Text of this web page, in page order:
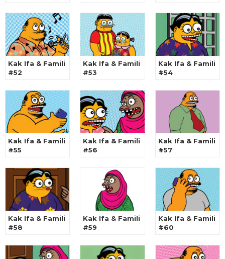
Kak Ifa & Famili
#52
Kak Ifa & Famili
#53
Kak Ifa & Famili
#54
Kak Ifa & Famili
#55
Kak Ifa & Famili
#56
Kak Ifa & Famili
#57
Kak Ifa & Famili
#58
Kak Ifa & Famili
#59
Kak Ifa & Famili
#60